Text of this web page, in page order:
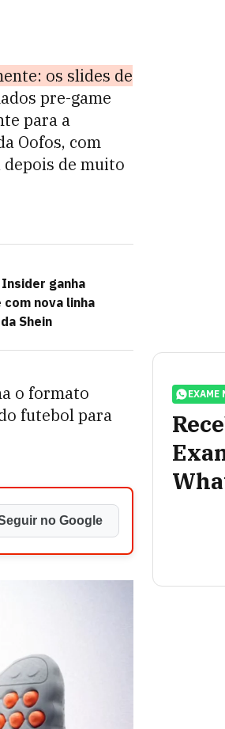
os slides de
pre-game
para a
Oofos, com
depois de muito
Insider ganha
nova linha
Shein
o formato
futebol para
no Google
EXAME